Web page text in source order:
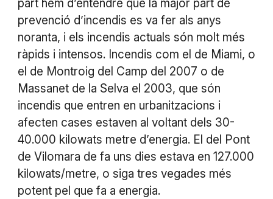
part hem d’entendre que la major part de
prevenció d’incendis es va fer als anys
noranta, i els incendis actuals són molt més
ràpids i intensos. Incendis com el de Miami, o
el de Montroig del Camp del 2007 o de
Massanet de la Selva el 2003, que són
incendis que entren en urbanitzacions i
afecten cases estaven al voltant dels 30-
40.000 kilowats metre d’energia. El del Pont
de Vilomara de fa uns dies estava en 127.000
kilowats/metre, o siga tres vegades més
potent pel que fa a energia.